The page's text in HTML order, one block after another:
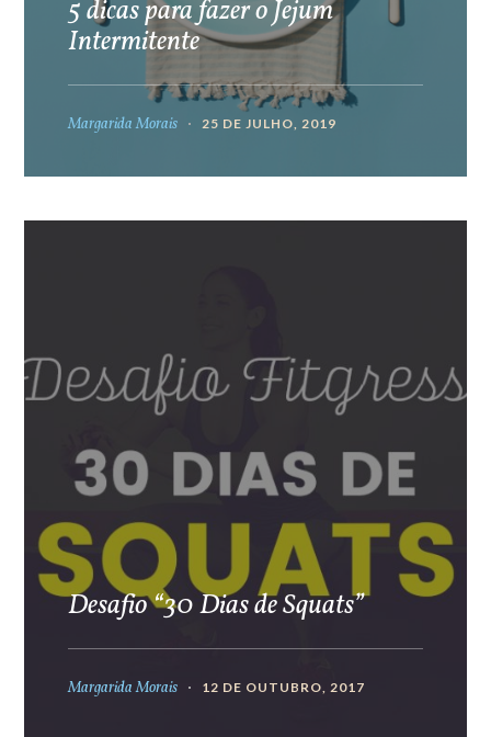
5 dicas para fazer o Jejum
Intermitente
Margarida Morais 25 DE JULHO, 2019
Desafio “30 Dias de Squats”
Margarida Morais 12 DE OUTUBRO, 2017